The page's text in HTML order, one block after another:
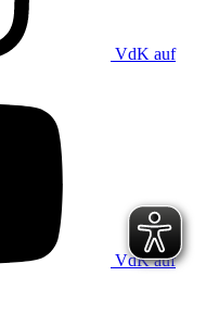
VdK auf
VdK auf